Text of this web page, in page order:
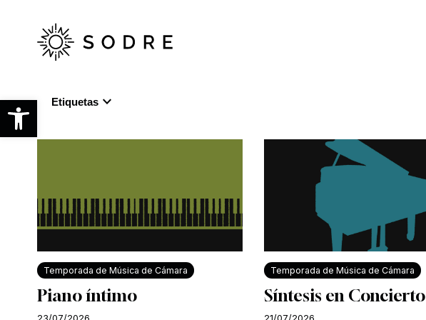
Abrir barra de herramientas
contenido
principal
Etiquetas expand_more
Temporada de Música de Cámara
Piano íntimo
Temporada de Música de Cámara
Síntesis en Concierto